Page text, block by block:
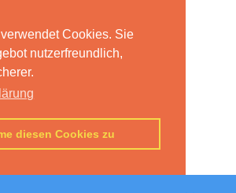
Cookies. Sie
nutzerfreundlich,
diesen Cookies zu